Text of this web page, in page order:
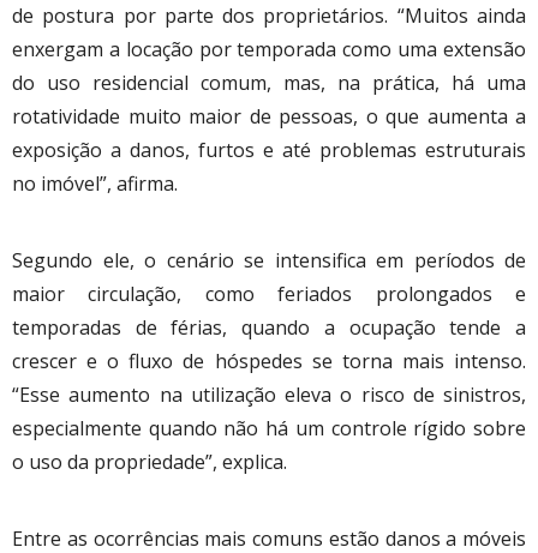
de postura por parte dos proprietários. “Muitos ainda
enxergam a locação por temporada como uma extensão
do uso residencial comum, mas, na prática, há uma
rotatividade muito maior de pessoas, o que aumenta a
exposição a danos, furtos e até problemas estruturais
no imóvel”, afirma.
Segundo ele, o cenário se intensifica em períodos de
maior circulação, como feriados prolongados e
temporadas de férias, quando a ocupação tende a
crescer e o fluxo de hóspedes se torna mais intenso.
“Esse aumento na utilização eleva o risco de sinistros,
especialmente quando não há um controle rígido sobre
o uso da propriedade”, explica.
Entre as ocorrências mais comuns estão danos a móveis